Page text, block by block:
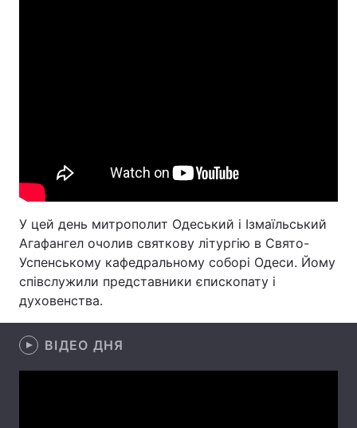
Відео з Youtube Статті
Архів Вакансії
Контакти
У цей день митрополит Одеський і Ізмаїльський
Агафангел очолив святкову літургію в Свято-
Успенському кафедральному соборі Одеси. Йому
співслужили представники єпископату і
духовенства.
ВІДЕО ДНЯ